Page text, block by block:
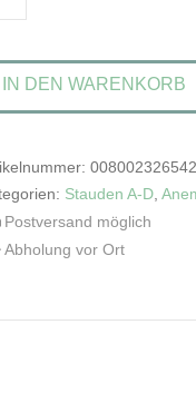
IN DEN WARENKORB
Stauden A-D,
Postversand möglich
Abholung vor Ort